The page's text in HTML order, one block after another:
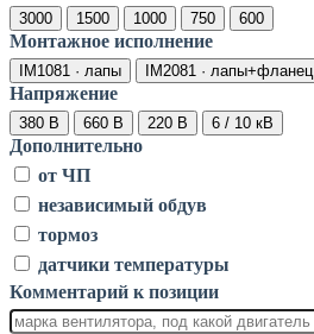
3000 1500 1000 750 600
Монтажное исполнение
IM1081 · лапы IM2081 · лапы+фланец
Напряжение
380 В 660 В 220 В 6 / 10 кВ
Дополнительно
от ЧП
независимый обдув
тормоз
датчики температуры
Комментарий к позиции